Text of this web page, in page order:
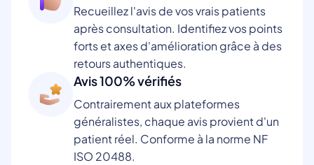
Recueillez l'avis de vos vrais patients
après consultation. Identifiez vos points
forts et axes d'amélioration grâce à des
retours authentiques.
Avis 100% vérifiés
Contrairement aux plateformes
généralistes, chaque avis provient d'un
patient réel. Conforme à la norme NF
ISO 20488.